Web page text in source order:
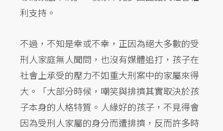
利支持。
不過，不知是幸或不幸，正因為絕大多數的受
刑人家庭無人聞問，也沒有媒體追打，孩子在
社會上承受的壓力不如重大刑案中的家屬來得
大。「大部分時候，嘲笑與排擠其實取決於孩
子本身的人格特質。人緣好的孩子，不見得會
因為受刑人家屬的身分而遭排擠，反而許多時